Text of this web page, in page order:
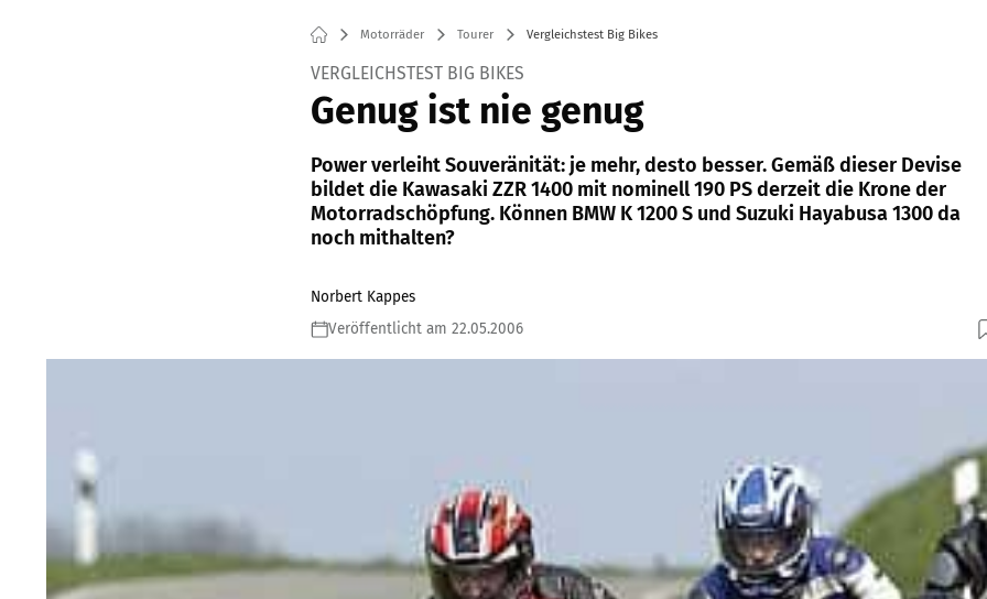
Motorräder Tourer Vergleichstest Big Bikes
VERGLEICHSTEST BIG BIKES
Genug ist nie genug
Power verleiht Souveränität: je mehr, desto besser. Gemäß dieser Devise
bildet die Kawasaki ZZR 1400 mit nominell 190 PS derzeit die Krone der
Motorradschöpfung. Können BMW K 1200 S und Suzuki Hayabusa 1300 da
noch mithalten?
Norbert Kappes
Veröffentlicht am 22.05.2006